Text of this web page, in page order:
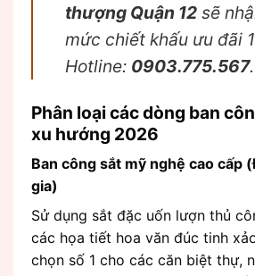
thượng Quận 12 sẽ
mức chiết khấu ưu đãi
Hotline: 0903.775.567.
Phân loại các dòng ban
xu hướng 2026
Ban công sắt mỹ nghệ cao cấp
gia)
Sử dụng sắt đặc uốn lượn thủ
các họa tiết hoa văn đúc tinh
chọn số 1 cho các căn biệt thự,